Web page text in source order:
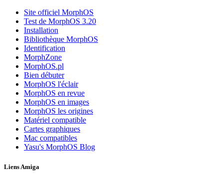
Site officiel MorphOS
Test de MorphOS 3.20
Installation
Bibliothèque MorphOS
Identification
MorphZone
MorphOS.pl
Bien débuter
MorphOS l'éclair
MorphOS en revue
MorphOS en images
MorphOS les origines
Matériel compatible
Cartes graphiques
Mac compatibles
Yasu's MorphOS Blog
Liens Amiga